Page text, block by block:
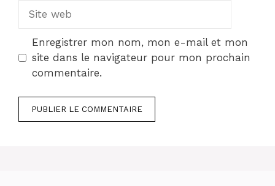
Site
Enregistrer mon nom, mon e-mail et mon
site dans le navigateur pour mon prochain
commentaire.